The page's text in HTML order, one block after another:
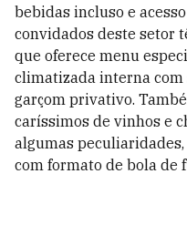
bebidas incluso e
convidados deste setor
que oferece menu
climatizada interna com
garçom privativo.
caríssimos de vinhos e
algumas
com formato de bola de